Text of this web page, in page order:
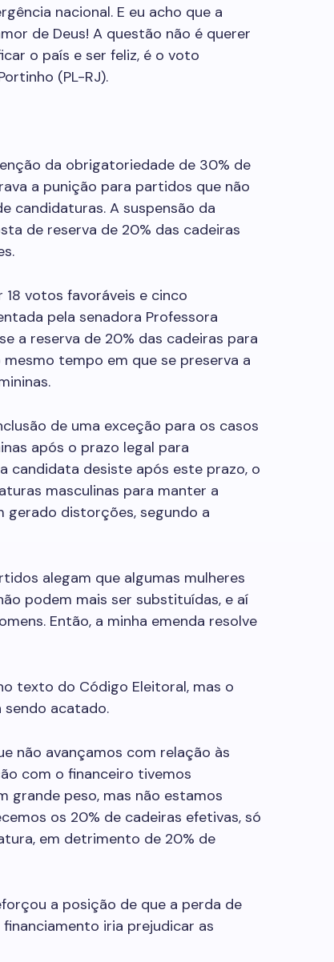
nacional. E eu acho que a
de Deus! A questão não é querer
o país e ser feliz, é o voto
(PL-RJ).
da obrigatoriedade de 30% de
a punição para partidos que não
candidaturas. A suspensão da
de reserva de 20% das cadeiras
votos favoráveis e cinco
pela senadora Professora
a reserva de 20% das cadeiras para
tempo em que se preserva a
de uma exceção para os casos
após o prazo legal para
candidata desiste após este prazo, o
masculinas para manter a
gerado distorções, segundo a
alegam que algumas mulheres
podem mais ser substituídas, e aí
Então, a minha emenda resolve
texto do Código Eleitoral, mas o
sendo acatado.
não avançamos com relação às
com o financeiro tivemos
grande peso, mas não estamos
os 20% de cadeiras efetivas, só
em detrimento de 20% de
a posição de que a perda de
iria prejudicar as